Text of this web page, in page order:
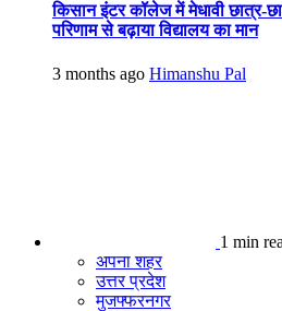
किसान इंटर कॉलेज में मेधावी छात्र-
परिणाम से बढ़ाया विद्यालय का मान
3 months ago Himanshu Pal
1 min
अपना शहर
उत्तर प्रदेश
मुजफ्फरनगर